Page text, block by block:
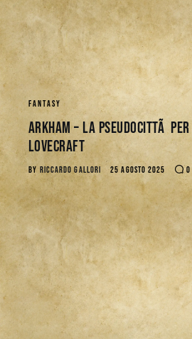
FANTASY
Arkham – La PseudocittÃ
Lovecraft
BY RICCARDO GALLORI 25 AGOSTO 2025 0